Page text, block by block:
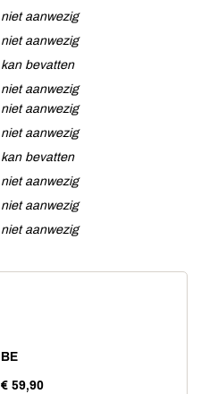
niet aanwezig
niet aanwezig
kan bevatten
niet aanwezig
niet aanwezig
niet aanwezig
kan bevatten
niet aanwezig
niet aanwezig
niet aanwezig
BE
€ 59,90